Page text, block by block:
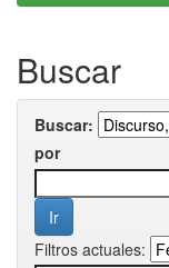
Buscar
Buscar:
por
Filtros actuales: